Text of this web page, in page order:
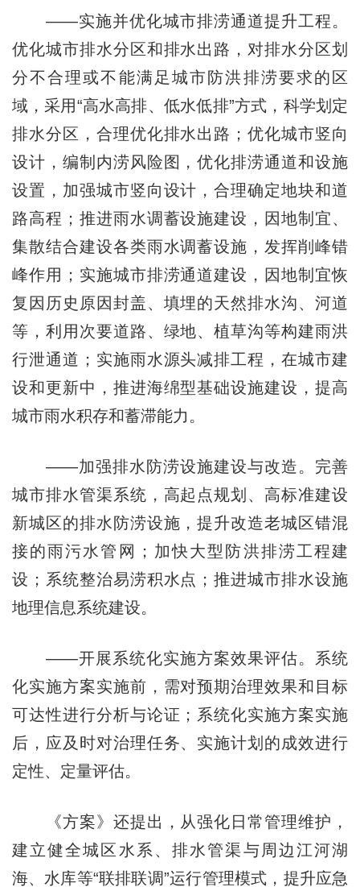
——实施并优化城市排涝通道提升工程。
优化城市排水分区和排水出路，对排水分区划
分不合理或不能满足城市防洪排涝要求的区
域，采用“高水高排、低水低排”方式，科学划定
排水分区，合理优化排水出路；优化城市竖向
设计，编制内涝风险图，优化排涝通道和设施
设置，加强城市竖向设计，合理确定地块和道
路高程；推进雨水调蓄设施建设，因地制宜、
集散结合建设各类雨水调蓄设施，发挥削峰错
峰作用；实施城市排涝通道建设，因地制宜恢
复因历史原因封盖、填埋的天然排水沟、河道
等，利用次要道路、绿地、植草沟等构建雨洪
行泄通道；实施雨水源头减排工程，在城市建
设和更新中，推进海绵型基础设施建设，提高
城市雨水积存和蓄滞能力。
——加强排水防涝设施建设与改造。完善
城市排水管渠系统，高起点规划、高标准建设
新城区的排水防涝设施，提升改造老城区错混
接的雨污水管网；加快大型防洪排涝工程建
设；系统整治易涝积水点；推进城市排水设施
地理信息系统建设。
——开展系统化实施方案效果评估。系统
化实施方案实施前，需对预期治理效果和目标
可达性进行分析与论证；系统化实施方案实施
后，应及时对治理任务、实施计划的成效进行
定性、定量评估。
《方案》还提出，从强化日常管理维护，
建立健全城区水系、排水管渠与周边江河湖
海、水库等“联排联调”运行管理模式，提升应急